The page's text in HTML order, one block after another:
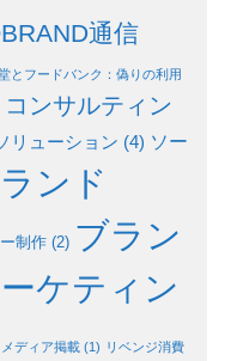
通信
とフードバンク：偽りの利用
コンサルティン
リューション (4) ソー
ンド
制作 (2) ブラン
ケティン
メディア掲載 (1) リベンジ消費